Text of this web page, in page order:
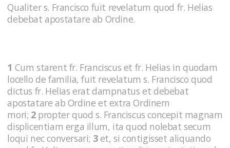
Qualiter s. Francisco fuit revelatum quod fr. Helias
debebat apostatare ab Ordine.
1 Cum starent fr. Franciscus et fr. Helias in quodam
locello de familia, fuit revelatum s. Francisco quod
dictus fr. Helias erat dampnatus et debebat
apostatare ab Ordine et extra Ordinem
mori; 2propter quod s. Franciscus concepit magnam
displicentiam erga illum, ita quod nolebat secum
loqui nec conversari; 3et, si contigis­set aliquando